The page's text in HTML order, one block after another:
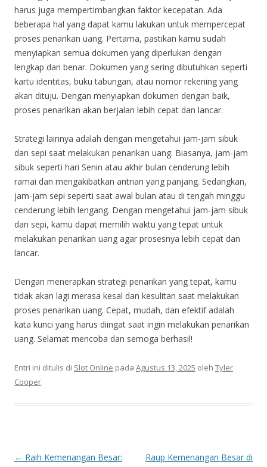
harus juga mempertimbangkan faktor kecepatan. Ada
beberapa hal yang dapat kamu lakukan untuk mempercepat
proses penarikan uang. Pertama, pastikan kamu sudah
menyiapkan semua dokumen yang diperlukan dengan
lengkap dan benar. Dokumen yang sering dibutuhkan seperti
kartu identitas, buku tabungan, atau nomor rekening yang
akan dituju. Dengan menyiapkan dokumen dengan baik,
proses penarikan akan berjalan lebih cepat dan lancar.
Strategi lainnya adalah dengan mengetahui jam-jam sibuk
dan sepi saat melakukan penarikan uang. Biasanya, jam-jam
sibuk seperti hari Senin atau akhir bulan cenderung lebih
ramai dan mengakibatkan antrian yang panjang. Sedangkan,
jam-jam sepi seperti saat awal bulan atau di tengah minggu
cenderung lebih lengang. Dengan mengetahui jam-jam sibuk
dan sepi, kamu dapat memilih waktu yang tepat untuk
melakukan penarikan uang agar prosesnya lebih cepat dan
lancar.
Dengan menerapkan strategi penarikan yang tepat, kamu
tidak akan lagi merasa kesal dan kesulitan saat melakukan
proses penarikan uang. Cepat, mudah, dan efektif adalah
kata kunci yang harus diingat saat ingin melakukan penarikan
uang. Selamat mencoba dan semoga berhasil!
Entri ini ditulis di Slot Online pada Agustus 13, 2025 oleh Tyler
Cooper.
Navigasi
← Raih Kemenangan Besar:
Raup Kemenangan Besar di